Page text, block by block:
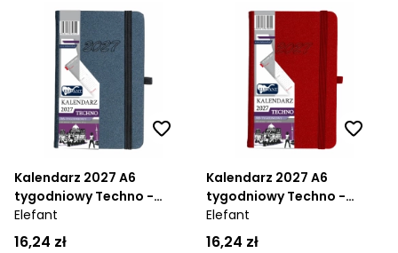
Kalendarz 2027 A6
tygodniowy Techno -
grafitowy
Elefant
16,24 zł
Kalendarz 2027 A6
tygodniowy Techno -
czerwony
Elefant
16,24 zł